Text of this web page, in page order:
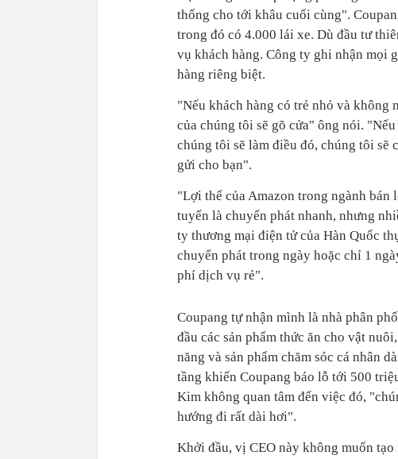
thống cho tới khâu cuối cùng".
trong đó có 4.000 lái xe. Dù đầu tư
vụ khách hàng. Công ty ghi nhận mọi
hàng riêng biệt.
"Nếu khách hàng có trẻ nhỏ và không
của chúng tôi sẽ gõ cửa" ông nói.
chúng tôi sẽ làm điều đó, chúng tôi sẽ
gửi cho bạn".
"Lợi thế của Amazon trong ngành bán
tuyến là chuyển phát nhanh, nhưng
ty thương mại điện tử của Hàn Quốc
chuyển phát trong ngày hoặc chỉ 1
phí dịch vụ rẻ".
Coupang tự nhận mình là nhà phân
đầu các sản phẩm thức ăn cho vật
năng và sản phẩm chăm sóc cá nhân
tầng khiến Coupang báo lỗ tới 500
Kim không quan tâm đến việc đó,
hướng đi rất dài hơi".
Khởi đầu, vị CEO này không muốn